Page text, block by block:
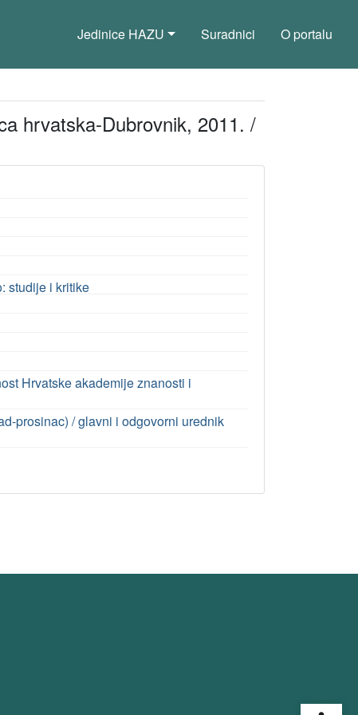
Jedinice HAZU Suradnici O portalu
hrvatska-Dubrovnik, 2011. /
studije i kritike
Hrvatske akademije znanosti i
prosinac) / glavni i odgovorni urednik